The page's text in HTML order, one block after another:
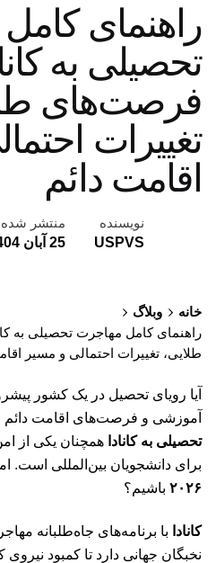
راهنمای
فرصت‌های
تغییرات
اقامت دائم
نویسنده
USPVS
منتشر شده
25 آبان 1404
خانه
وبلاگ
طلایی، تغییرات احتمالی و مسیر
آیا رویای تحصیل در یک کشور پیشرو
آموزشی و فرصت‌های اقامت دائم
تحصیلی به کانادا همچنان یکی از
برای دانشجویان بین‌المللی است.
۲۰۲۶ باشیم؟
کانادا با برنامه‌های جاه‌طلبانه
نخبگان جهانی دارد تا کمبود